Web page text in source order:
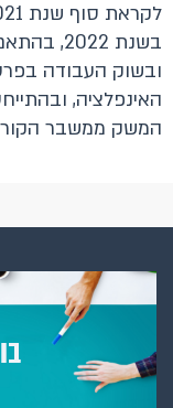
בשנת
ובשוק העבודה
האינפלציה,
המשק ממשבר